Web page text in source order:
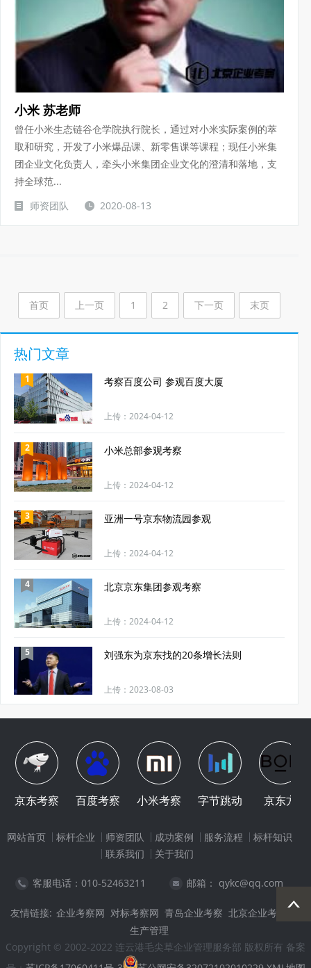
小米 苏老师
曾任小米生态链谷仓学院执行院长，通过对小米实际案例的萃
取和研究，开发了小米爆品课、新零售课等课程；现任小米集
团企业文化负责人，牵头小米集团企业文化的澄清和落地，支
持全球范...
师资团队
2020-08-13
首页 上一页 1 2 下一页 末页
热门文章
1 考察百度公司 参观百度大厦
上传：2024-04-12
2 小米总部参观考察
上传：2024-04-12
3 亚洲一号京东物流园参观
上传：2024-04-12
4 北京京东集团参观考察
上传：2024-04-12
5 刘强东为京东找的20条增长法则
上传：2023-08-03
京东考察 百度考察 小米考察 字节跳动 京东方
网站首页 标杆企业 师资团队 成功案例 服务流程
标杆知识
联系我们
关于我们
客服电话：010-52463211 邮箱： qykc@qq.com
友情链接: 企业考察网 对标考察网 青岛企业考察 北京企业考察
生产管理
Copyright © 2002-2022 连云港毛尖草企业管理服务部 版权所有 备案